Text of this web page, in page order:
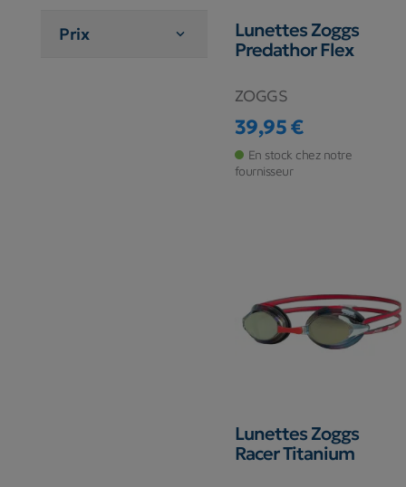
Prix 
Lunettes Zoggs
Predathor Flex
ZOGGS
Prix
39,95 €
En stock chez notre
fournisseur
Lunettes Zoggs
Racer Titanium